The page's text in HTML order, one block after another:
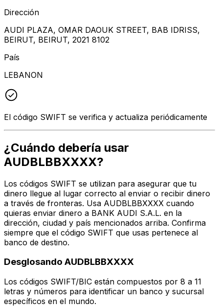
Dirección
AUDI PLAZA, OMAR DAOUK STREET, BAB IDRISS,
BEIRUT, BEIRUT, 2021 8102
País
LEBANON
El código SWIFT se verifica y actualiza periódicamente
¿Cuándo debería usar
AUDBLBBXXXX?
Los códigos SWIFT se utilizan para asegurar que tu
dinero llegue al lugar correcto al enviar o recibir dinero
a través de fronteras. Usa AUDBLBBXXXX cuando
quieras enviar dinero a BANK AUDI S.A.L. en la
dirección, ciudad y país mencionados arriba. Confirma
siempre que el código SWIFT que usas pertenece al
banco de destino.
Desglosando AUDBLBBXXXX
Los códigos SWIFT/BIC están compuestos por 8 a 11
letras y números para identificar un banco y sucursal
específicos en el mundo.